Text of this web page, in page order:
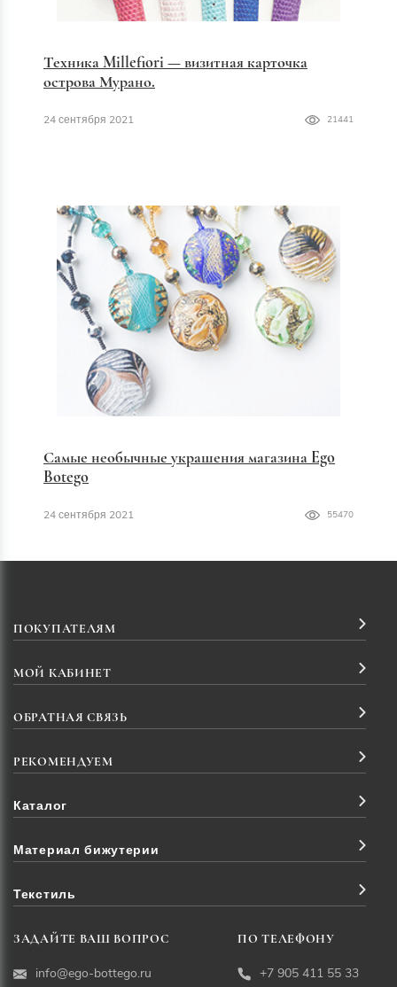
Техника Millefiori — визитная карточка
острова Мурано.
24 сентября 2021 21441
Самые необычные украшения магазина Ego
Botego
24 сентября 2021 55470
ПОКУПАТЕЛЯМ
МОЙ КАБИНЕТ
ОБРАТНАЯ СВЯЗЬ
РЕКОМЕНДУЕМ
Каталог
Материал бижутерии
Текстиль
ЗАДАЙТЕ ВАШ ВОПРОС
info@ego-bottego.ru
ПО ТЕЛЕФОНУ
+7 905 411 55 33